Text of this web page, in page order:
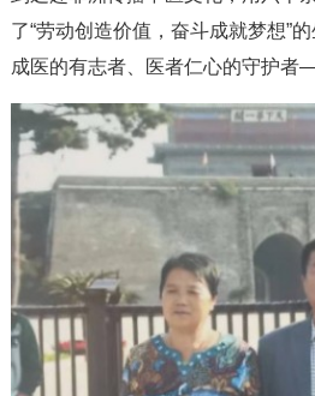
了“劳动创造价值，奋斗成就梦想”
成医的有志者、医者仁心的守护者